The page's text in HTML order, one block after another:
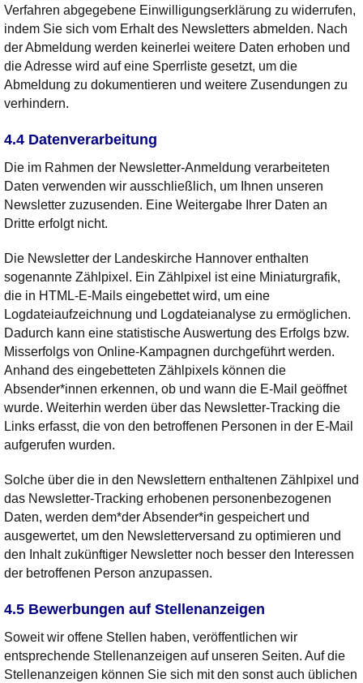
Verfahren abgegebene Einwilligungserklärung zu widerrufen,
indem Sie sich vom Erhalt des Newsletters abmelden. Nach
der Abmeldung werden keinerlei weitere Daten erhoben und
die Adresse wird auf eine Sperrliste gesetzt, um die
Abmeldung zu dokumentieren und weitere Zusendungen zu
verhindern.
4.4 Datenverarbeitung
Die im Rahmen der Newsletter-Anmeldung verarbeiteten
Daten verwenden wir ausschließlich, um Ihnen unseren
Newsletter zuzusenden. Eine Weitergabe Ihrer Daten an
Dritte erfolgt nicht.
Die Newsletter der Landeskirche Hannover enthalten
sogenannte Zählpixel. Ein Zählpixel ist eine Miniaturgrafik,
die in HTML-E-Mails eingebettet wird, um eine
Logdateiaufzeichnung und Logdateianalyse zu ermöglichen.
Dadurch kann eine statistische Auswertung des Erfolgs bzw.
Misserfolgs von Online-Kampagnen durchgeführt werden.
Anhand des eingebetteten Zählpixels können die
Absender*innen erkennen, ob und wann die E-Mail geöffnet
wurde. Weiterhin werden über das Newsletter-Tracking die
Links erfasst, die von den betroffenen Personen in der E-Mail
aufgerufen wurden.
Solche über die in den Newslettern enthaltenen Zählpixel und
das Newsletter-Tracking erhobenen personenbezogenen
Daten, werden dem*der Absender*in gespeichert und
ausgewertet, um den Newsletterversand zu optimieren und
den Inhalt zukünftiger Newsletter noch besser den Interessen
der betroffenen Person anzupassen.
4.5 Bewerbungen auf Stellenanzeigen
Soweit wir offene Stellen haben, veröffentlichen wir
entsprechende Stellenanzeigen auf unseren Seiten. Auf die
Stellenanzeigen können Sie sich mit den sonst auch üblichen